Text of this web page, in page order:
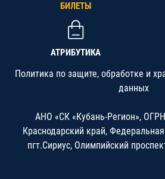
БИЛЕТЫ
АТРИБУТИКА
Политика по защите, обработке и
данных
АНО «СК «Кубань-Регион»,
Краснодарский край,
пгт.Сириус, Олимпийский